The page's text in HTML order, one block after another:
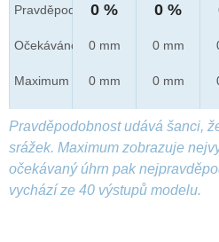
Pravděpod.
Očekáváno
Maximum
0 %
0 mm
0 mm
0 %
0 mm
0 mm
Pravděpodobnost udává šanci,
srážek. Maximum zobrazuje
očekávaný úhrn pak
vychází ze 40 výstupů modelu.